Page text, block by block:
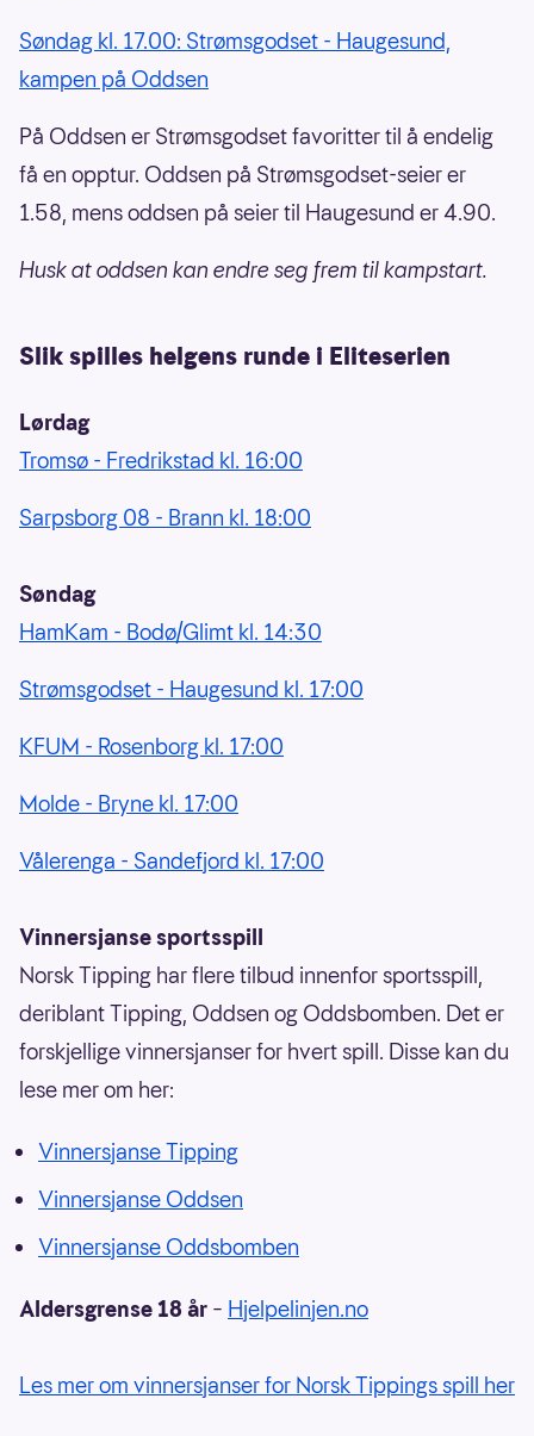
Søndag kl. 17.00: Strømsgodset - Haugesund,
kampen på Oddsen
På Oddsen er Strømsgodset favoritter til å endelig
få en opptur. Oddsen på Strømsgodset-seier er
1.58, mens oddsen på seier til Haugesund er 4.90.
Husk at oddsen kan endre seg frem til kampstart.
Slik spilles helgens runde i Eliteserien
Lørdag
Tromsø - Fredrikstad kl. 16:00
Sarpsborg 08 - Brann kl. 18:00
Søndag
HamKam - Bodø/Glimt kl. 14:30
Strømsgodset - Haugesund kl. 17:00
KFUM - Rosenborg kl. 17:00
Molde - Bryne kl. 17:00
Vålerenga - Sandefjord kl. 17:00
Vinnersjanse sportsspill
Norsk Tipping har flere tilbud innenfor sportsspill,
deriblant Tipping, Oddsen og Oddsbomben. Det er
forskjellige vinnersjanser for hvert spill. Disse kan du
lese mer om her:
Vinnersjanse Tipping
Vinnersjanse Oddsen
Vinnersjanse Oddsbomben
Aldersgrense 18 år – Hjelpelinjen.no
Les mer om vinnersjanser for Norsk Tippings spill her